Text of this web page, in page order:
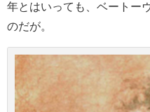
年とはいっても、ベートー
のだが。